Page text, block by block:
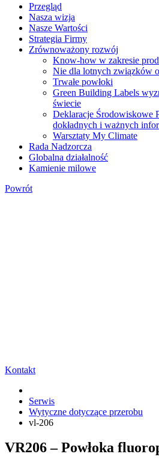
Przegląd
Nasza wizja
Nasze Wartości
Strategia Firmy
Zrównoważony rozwój
Know-how w zakresie
Nie dla lotnych związków
Trwałe powłoki
Green Building Labels
świecie
Deklaracje Środowiskowe
dokładnych i ważnych
Warsztaty My Climate
Rada Nadzorcza
Globalna działalność
Kamienie milowe
Powrót
Kontakt
Serwis
Wytyczne dotyczące przerobu
vl-206
VR206 – Powłoka